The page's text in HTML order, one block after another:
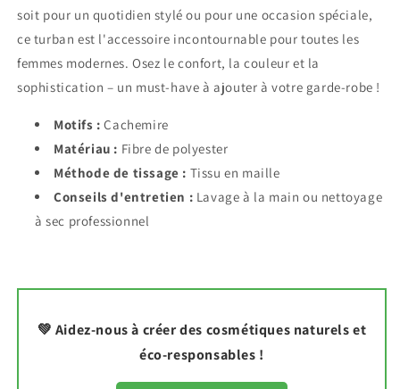
soit pour un quotidien stylé ou pour une occasion spéciale,
ce turban est l'accessoire incontournable pour toutes les
femmes modernes. Osez le confort, la couleur et la
sophistication – un must-have à ajouter à votre garde-robe !
Motifs : Cachemire
Matériau : Fibre de polyester
Méthode de tissage : Tissu en maille
Conseils d'entretien : Lavage à la main ou nettoyage
à sec professionnel
💚 Aidez-nous à créer des cosmétiques naturels et
éco-responsables !